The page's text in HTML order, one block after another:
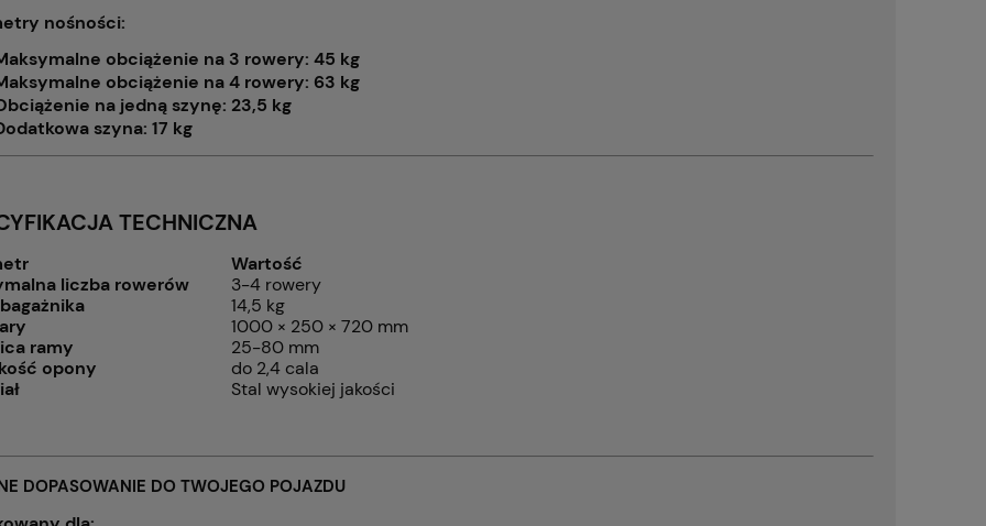
nośności:
obciążenie na 3 rowery: 45 kg
obciążenie na 4 rowery: 63 kg
na jedną szynę: 23,5 kg
szyna: 17 kg
TECHNICZNA
Wartość
liczba rowerów
3-4 rowery
14,5 kg
1000 × 250 × 720 mm
ramy
25-80 mm
opony
do 2,4 cala
Stal wysokiej jakości
DOPASOWANIE DO TWOJEGO POJAZDU